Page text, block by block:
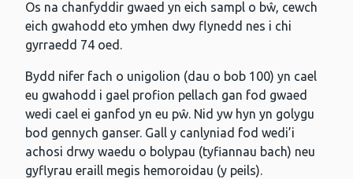
Os na chanfyddir gwaed yn eich sampl o bŵ, cewch
eich gwahodd eto ymhen dwy flynedd nes i chi
gyrraedd 74 oed.
Bydd nifer fach o unigolion (dau o bob 100) yn cael
eu gwahodd i gael profion pellach gan fod gwaed
wedi cael ei ganfod yn eu pŵ. Nid yw hyn yn golygu
bod gennych ganser. Gall y canlyniad fod wedi’i
achosi drwy waedu o bolypau (tyfiannau bach) neu
gyflyrau eraill megis hemoroidau (y peils).